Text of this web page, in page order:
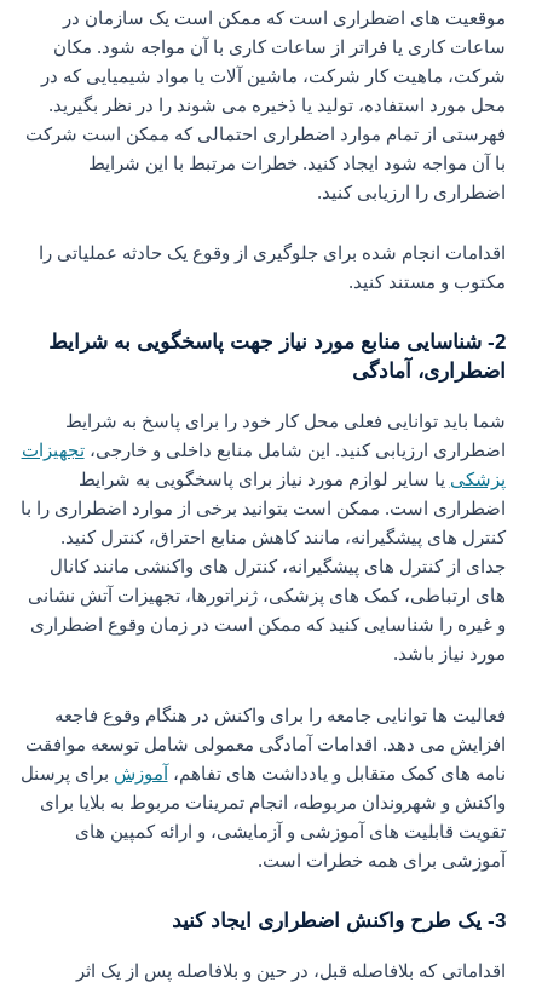
موقعیت های اضطراری است که ممکن است یک سازمان در
ساعات کاری یا فراتر از ساعات کاری با آن مواجه شود. مکان
شرکت، ماهیت کار شرکت، ماشین آلات یا مواد شیمیایی که در
محل مورد استفاده، تولید یا ذخیره می شوند را در نظر بگیرید.
فهرستی از تمام موارد اضطراری احتمالی که ممکن است شرکت
با آن مواجه شود ایجاد کنید. خطرات مرتبط با این شرایط
اضطراری را ارزیابی کنید.
اقدامات انجام شده برای جلوگیری از وقوع یک حادثه عملیاتی را
مکتوب و مستند کنید.
2- شناسایی منابع مورد نیاز جهت پاسخگویی به شرایط
اضطراری، آمادگی
شما باید توانایی فعلی محل کار خود را برای پاسخ به شرایط
اضطراری ارزیابی کنید. این شامل منابع داخلی و خارجی،تجهیزات
پزشکییا سایر لوازم مورد نیاز برای پاسخگویی به شرایط
اضطراری است. ممکن است بتوانید برخی از موارد اضطراری را با
کنترل های پیشگیرانه، مانند کاهش منابع احتراق، کنترل کنید.
جدای از کنترل‌ های پیشگیرانه، کنترل‌ های واکنشی مانند کانال‌
های ارتباطی، کمک‌ های پزشکی، ژنراتورها، تجهیزات آتش‌ نشانی
و غیره را شناسایی کنید که ممکن است در زمان وقوع اضطراری
مورد نیاز باشد.
فعالیت ها توانایی جامعه را برای واکنش در هنگام وقوع فاجعه
افزایش می دهد. اقدامات آمادگی معمولی شامل توسعه موافقت
نامه های کمک متقابل و یادداشت های تفاهم،آموزشبرای پرسنل
واکنش و شهروندان مربوطه، انجام تمرینات مربوط به بلایا برای
تقویت قابلیت های آموزشی و آزمایشی، و ارائه کمپین های
آموزشی برای همه خطرات است.
3- یک طرح واکنش اضطراری ایجاد کنید
اقداماتی که بلافاصله قبل، در حین و بلافاصله پس از یک اثر